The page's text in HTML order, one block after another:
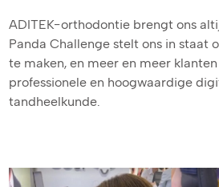
ADITEK-orthodontie brengt ons
Panda Challenge stelt ons in staat
te maken, en meer en meer
professionele en hoogwaardige
tandheelkunde.